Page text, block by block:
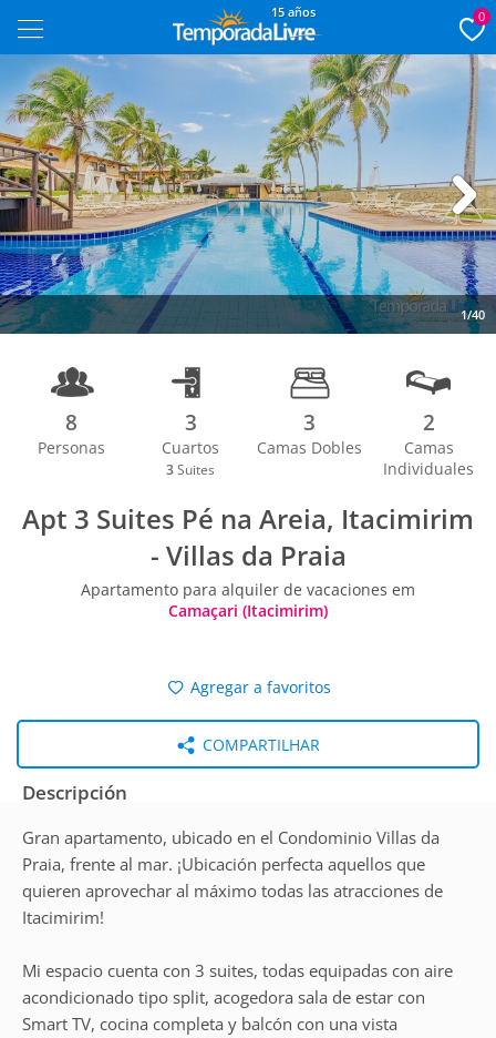
15 años 0
1/40
Next
8
Personas
3
Cuartos
3 Suites
3
Camas Dobles
2
Camas
Individuales
Apt 3 Suites Pé na Areia, Itacimirim
- Villas da Praia
Apartamento para alquiler de vacaciones em
Camaçari (Itacimirim)
Agregar a favoritos
COMPARTILHAR
Descripción
Gran apartamento, ubicado en el Condominio Villas da
Praia, frente al mar. ¡Ubicación perfecta aquellos que
quieren aprovechar al máximo todas las atracciones de
Itacimirim!
Mi espacio cuenta con 3 suites, todas equipadas con aire
acondicionado tipo split, acogedora sala de estar con
Smart TV, cocina completa y balcón con una vista